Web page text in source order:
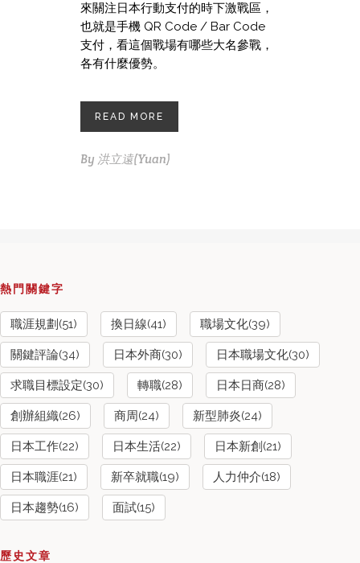
來關注日本行動支付的時下激戰區，
也就是手機 QR Code / Bar Code
支付，看這個戰場有哪些大名參戰，
各有什麼優勢。
READ MORE
By 洪立遠(Yuan)
熱門關鍵字
職涯規劃(51) 換日線(41) 職場文化(39)
關鍵評論(34) 日本外商(30) 日本職場文化(30)
求職目標設定(30) 轉職(28) 日本日商(28)
創辦組織(26) 商周(24) 新型肺炎(24)
日本工作(22) 日本生活(22) 日本新創(21)
日本職涯(21) 新卒就職(19) 人力仲介(18)
日本趨勢(16) 面試(15)
歷史文章